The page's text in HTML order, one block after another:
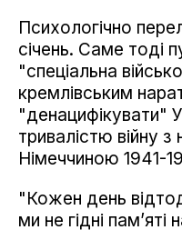
Психологічно
січень. Саме тоді
"спеціальна
кремлівським
"денацифікувати"
тривалістю війну
Німеччиною 1941-
"Кожен день
ми не гідні пам’яті